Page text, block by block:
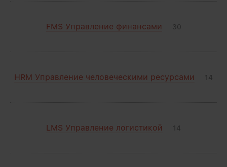
FMS Управление финансами 30
HRM Управление человеческими ресурсами 14
LMS Управление логистикой 14